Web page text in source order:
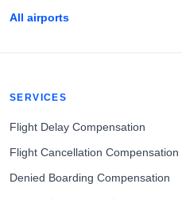
All airports
SERVICES
Flight Delay Compensation
Flight Cancellation Compensation
Denied Boarding Compensation